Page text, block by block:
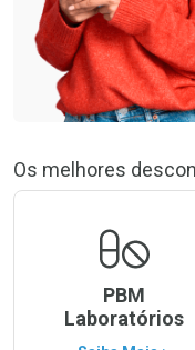
Os melhores
PBM
Laboratórios